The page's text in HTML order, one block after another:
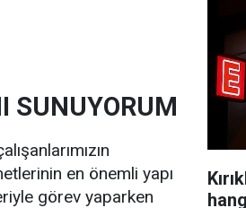
SUNUYORUM
en önemli yapı
görev yaparken